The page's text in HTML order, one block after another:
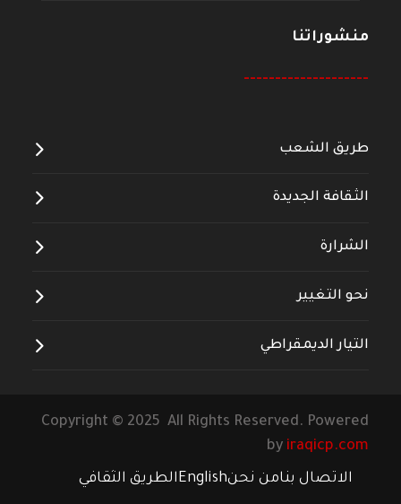
منشوراتنا
--------------------
طريق الشعب
الثقافة الجديدة
الشرارة
نحو التغيير
التيار الديمقراطي
Copyright © 2025 All Rights Reserved. Powered
by iraqicp.com
الاتصال بنامن نحنEnglishالطريق الثقافي